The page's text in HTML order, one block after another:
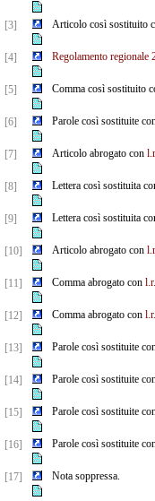
[3] Articolo così sostituito
[4] Regolamento regionale
[5] Comma così sostituito
[6] Parole così sostituite
[7] Articolo abrogato con
[8] Lettera così sostituita
[9] Lettera così sostituita
[10] Articolo abrogato con
[11] Comma abrogato con
[12] Comma abrogato con
[13] Parole così sostituite
[14] Parole così sostituite
[15] Parole così sostituite
[16] Parole così sostituite
[17] Nota soppressa.